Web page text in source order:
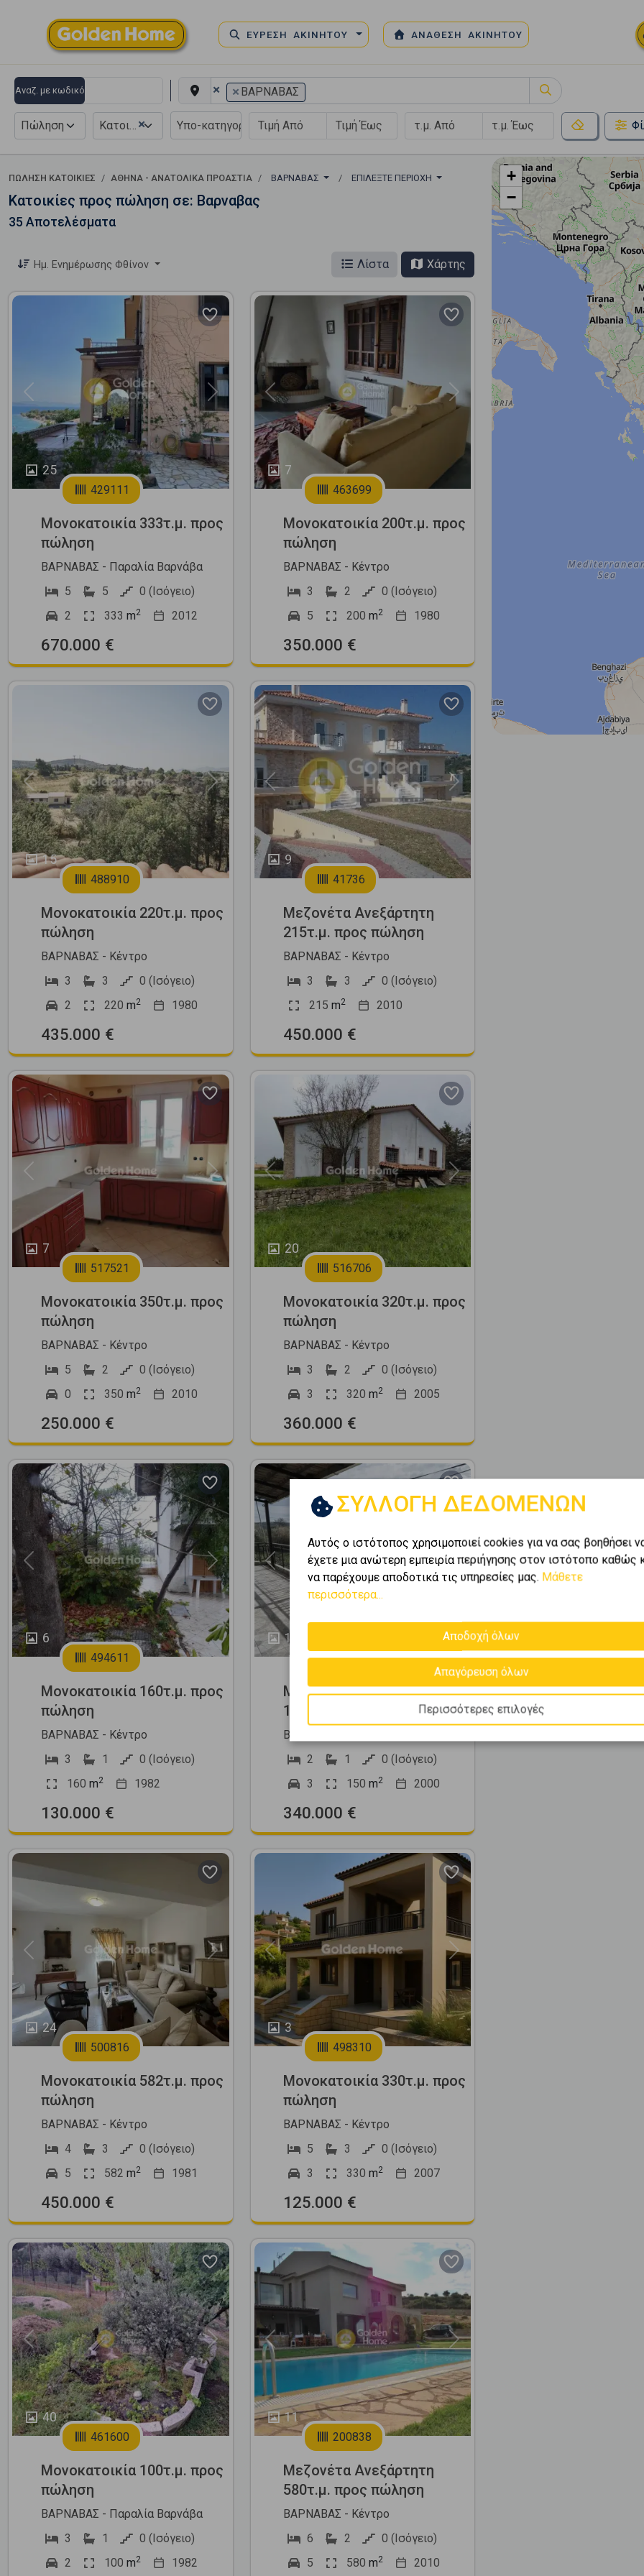
ΕΥΡΕΣΗ ΑΚΙΝΗΤΟΥ ΑΝΑΘΕΣΗ ΑΚΙΝΗΤΟΥ
Αναζ. με κωδικό × × ΒΑΡΝΑΒΑΣ
Πώληση ×
Κατοικία
ΠΏΛΗΣΗ ΚΑΤΟΙΚΊΕΣ ΑΘΗΝΑ - ΑΝΑΤΟΛΙΚΑ ΠΡΟΑΣΤΙΑ ΒΑΡΝΑΒΑΣ ΕΠΙΛΈΞΤΕ ΠΕΡΙΟΧΉ
Κατοικίες προς πώληση σε: Βαρναβας
35 Αποτελέσματα
Ημ. Ενημέρωσης Φθίνον Λίστα Χάρτης
25
Previous Next
429111
Μονοκατοικία 333τ.μ. προς
πώληση
ΒΑΡΝΑΒΑΣ - Παραλία Βαρνάβα
5
5
0 (Ισόγειο)
2
333 m2 2012
670.000 €
7
Previous Next
463699
Μονοκατοικία 200τ.μ. προς
πώληση
ΒΑΡΝΑΒΑΣ - Κέντρο
3
2
0 (Ισόγειο)
5
200 m2 1980
350.000 €
15
Previous Next
488910
Μονοκατοικία 220τ.μ. προς
πώληση
ΒΑΡΝΑΒΑΣ - Κέντρο
3
3
0 (Ισόγειο)
2
220 m2 1980
435.000 €
9
Previous Next
41736
Μεζονέτα Ανεξάρτητη
215τ.μ. προς πώληση
ΒΑΡΝΑΒΑΣ - Κέντρο
3
3
0 (Ισόγειο)
215 m2 2010
450.000 €
7
Previous Next
517521
Μονοκατοικία 350τ.μ. προς
πώληση
ΒΑΡΝΑΒΑΣ - Κέντρο
5
2
0 (Ισόγειο)
0
350 m2 2010
250.000 €
20
Previous Next
516706
Μονοκατοικία 320τ.μ. προς
πώληση
ΒΑΡΝΑΒΑΣ - Κέντρο
3
2
0 (Ισόγειο)
3
320 m2 2005
360.000 €
6
Previous Next
494611
Μονοκατοικία 160τ.μ. προς
πώληση
ΒΑΡΝΑΒΑΣ - Κέντρο
3
1
0 (Ισόγειο)
160 m2 1982
130.000 €
19
Previous Next
510070
Μεζονέτα Ανεξάρτητη
150τ.μ. προς πώληση
ΒΑΡΝΑΒΑΣ - Κέντρο
2
1
0 (Ισόγειο)
3
150 m2 2000
340.000 €
24
Previous Next
500816
Μονοκατοικία 582τ.μ. προς
πώληση
ΒΑΡΝΑΒΑΣ - Κέντρο
4
3
0 (Ισόγειο)
5
582 m2 1981
450.000 €
3
Previous Next
498310
Μονοκατοικία 330τ.μ. προς
πώληση
ΒΑΡΝΑΒΑΣ - Κέντρο
5
3
0 (Ισόγειο)
3
330 m2 2007
125.000 €
40
Previous Next
461600
Μονοκατοικία 100τ.μ. προς
πώληση
ΒΑΡΝΑΒΑΣ - Παραλία Βαρνάβα
3
1
0 (Ισόγειο)
2
100 m2 1982
11
Previous Next
200838
Μεζονέτα Ανεξάρτητη
580τ.μ. προς πώληση
ΒΑΡΝΑΒΑΣ - Κέντρο
6
2
0 (Ισόγειο)
5
580 m2 2010
+
−
ΣΥΛΛΟΓΗ ΔΕΔΟΜΕΝΩΝ
Αυτός ο ιστότοπος χρησιμοποιεί cookies για να σας βοηθήσει
έχετε μια ανώτερη εμπειρία περιήγησης στον ιστότοπο καθώς
να παρέχουμε αποδοτικά τις υπηρεσίες μας. Μάθετε
περισσότερα...
Αποδοχή όλων
Απαγόρευση όλων
Περισσότερες επιλογές